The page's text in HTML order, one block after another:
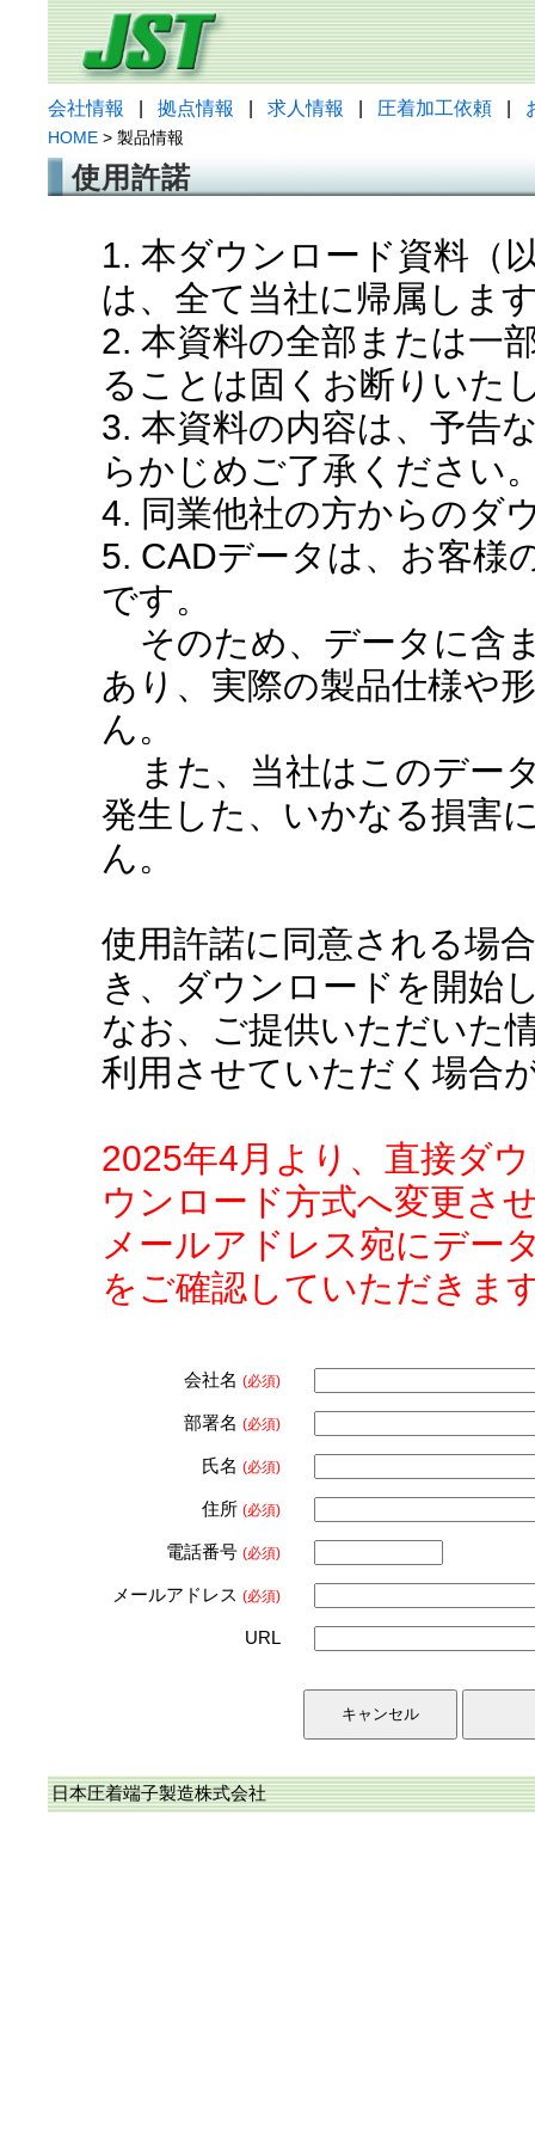
会社情報 拠点情報 求人情報 圧着加工依頼
HOME > 製品情報
使用許諾
1. 本ダウンロード資料（
は、全て当社に帰属しま
2. 本資料の全部または一
ることは固くお断りいた
3. 本資料の内容は、予告
らかじめご了承ください
4. 同業他社の方からのダ
5. CADデータは、お客様
です。
そのため、データに含
あり、実際の製品仕様や
ん。
また、当社はこのデー
発生した、いかなる損害
ん。
使用許諾に同意される場
き、ダウンロードを開始
なお、ご提供いただいた
利用させていただく場合
2025年4月より、直接ダ
ウンロード方式へ変更さ
メールアドレス宛にデー
をご確認していただきま
会社名 (必須)
部署名 (必須)
氏名 (必須)
住所 (必須)
電話番号 (必須)
メールアドレス (必須)
URL
日本圧着端子製造株式会社